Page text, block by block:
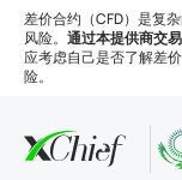
差价合约（CFD）是复
风险。 通过本提供商交
应考虑自己是否了解差
险。